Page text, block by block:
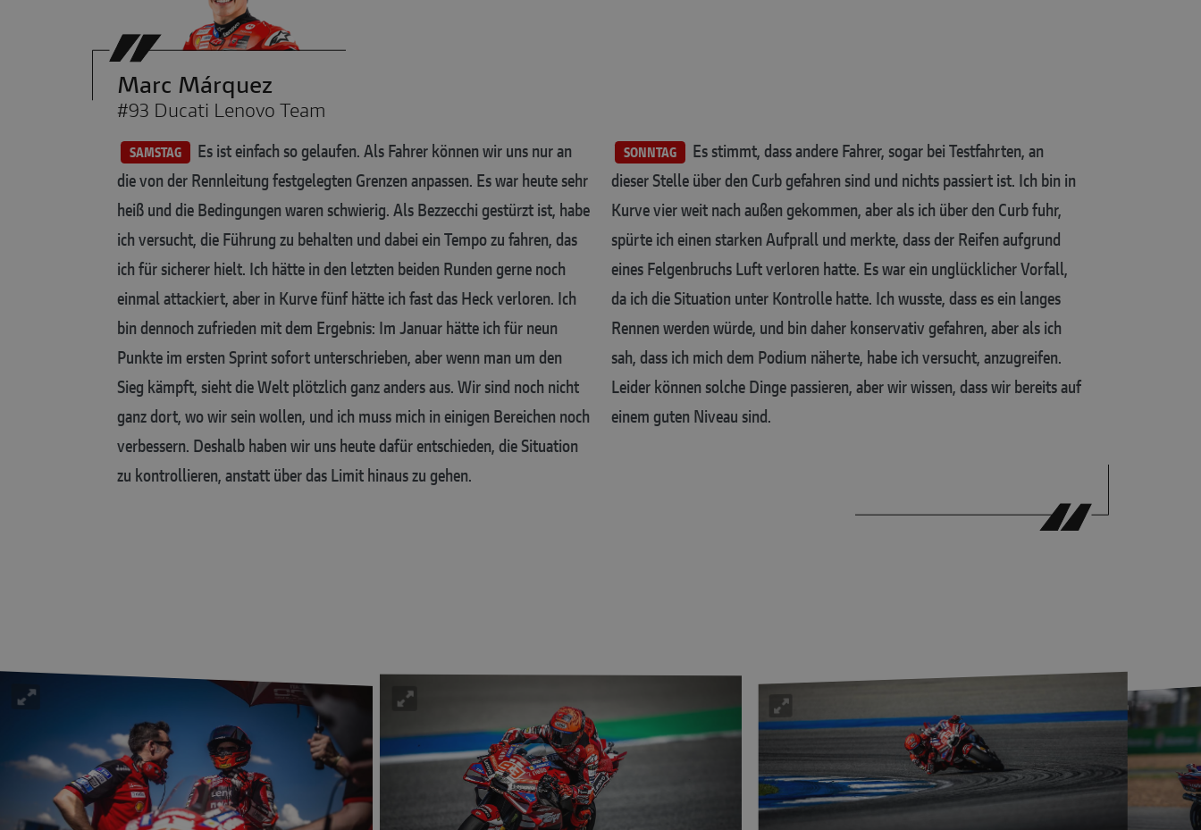
Marc Márquez
#93 Ducati Lenovo Team
SAMSTAG Es ist einfach so gelaufen. Als Fahrer können wir uns nur an
die von der Rennleitung festgelegten Grenzen anpassen. Es war heute sehr
heiß und die Bedingungen waren schwierig. Als Bezzecchi gestürzt ist, habe
ich versucht, die Führung zu behalten und dabei ein Tempo zu fahren, das
ich für sicherer hielt. Ich hätte in den letzten beiden Runden gerne noch
einmal attackiert, aber in Kurve fünf hätte ich fast das Heck verloren. Ich
bin dennoch zufrieden mit dem Ergebnis: Im Januar hätte ich für neun
Punkte im ersten Sprint sofort unterschrieben, aber wenn man um den
Sieg kämpft, sieht die Welt plötzlich ganz anders aus. Wir sind noch nicht
ganz dort, wo wir sein wollen, und ich muss mich in einigen Bereichen noch
verbessern. Deshalb haben wir uns heute dafür entschieden, die Situation
zu kontrollieren, anstatt über das Limit hinaus zu gehen.
SONNTAG Es stimmt, dass andere Fahrer, sogar bei Testfahrten, an
dieser Stelle über den Curb gefahren sind und nichts passiert ist. Ich bin in
Kurve vier weit nach außen gekommen, aber als ich über den Curb fuhr,
spürte ich einen starken Aufprall und merkte, dass der Reifen aufgrund
eines Felgenbruchs Luft verloren hatte. Es war ein unglücklicher Vorfall,
da ich die Situation unter Kontrolle hatte. Ich wusste, dass es ein langes
Rennen werden würde, und bin daher konservativ gefahren, aber als ich
sah, dass ich mich dem Podium näherte, habe ich versucht, anzugreifen.
Leider können solche Dinge passieren, aber wir wissen, dass wir bereits auf
einem guten Niveau sind.